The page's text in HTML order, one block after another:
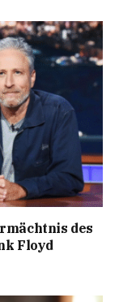
des
Floyd